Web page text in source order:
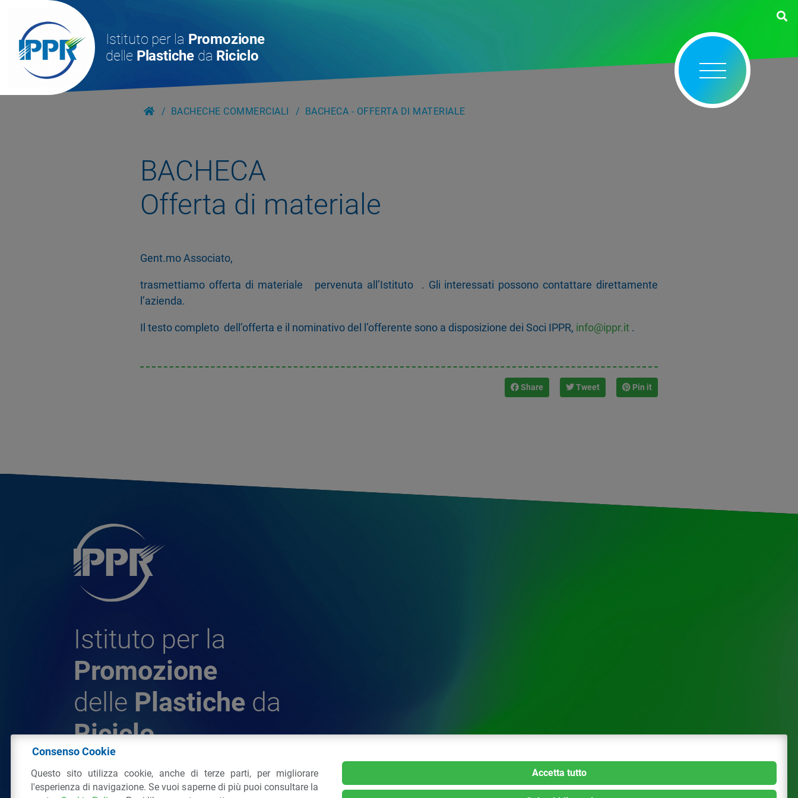
Istituto per la Promozione
delle Plastiche da Riciclo
BACHECHE COMMERCIALI BACHECA - OFFERTA DI MATERIALE
BACHECA
Offerta di materiale
Gent.mo Associato,
trasmettiamo offerta di materiale pervenuta all’Istituto . Gli interessati possono contattare direttamente
l’azienda.
Il testo completo dell’offerta e il nominativo del l’offerente sono a disposizione dei Soci IPPR, info@ippr.it .
Share Tweet Pin it
Istituto per la
Promozione
delle Plastiche da
Riciclo
© 2026 - IPPR Istituto per la Promozione delle Plastiche
da Riciclo
Consenso Cookie
Questo sito utilizza cookie, anche di terze parti, per migliorare
l'esperienza di navigazione. Se vuoi saperne di più puoi consultare la
Accetta tutto